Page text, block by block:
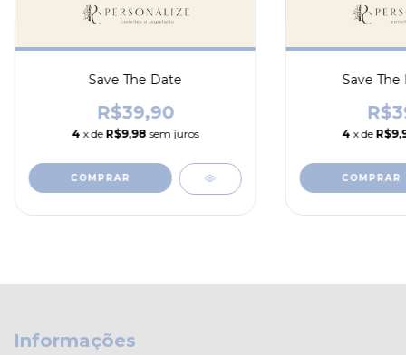
Save The Date
R$39,90
4 x de R$9,98 sem juros
Save
4 x de
Informações